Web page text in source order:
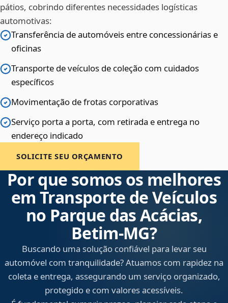
pátios, cobrindo diferentes necessidades logísticas
automotivas:
Transferência de automóveis entre concessionárias e
oficinas
Transporte de veículos de coleção com cuidados
específicos
Movimentação de frotas corporativas
Serviço porta a porta, com retirada e entrega no
endereço indicado
SOLICITE SEU ORÇAMENTO
Por que somos os melhores
em Transporte de Veículos
no Parque das Acácias,
Betim‑MG?
Buscando uma solução confiável para levar seu
automóvel com tranquilidade? Atuamos com rapidez na
coleta e entrega, assegurando um serviço organizado,
protegido e com valores acessíveis.